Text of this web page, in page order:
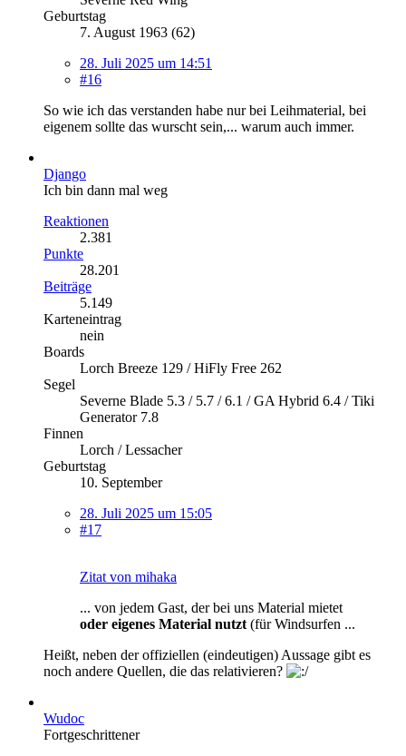
Geburtstag
7. August 1963 (62)
28. Juli 2025 um 14:51
#16
So wie ich das verstanden habe nur bei Leihmaterial, bei
eigenem sollte das wurscht sein,... warum auch immer.
Django
Ich bin dann mal weg
Reaktionen
2.381
Punkte
28.201
Beiträge
5.149
Karteneintrag
nein
Boards
Lorch Breeze 129 / HiFly Free 262
Segel
Severne Blade 5.3 / 5.7 / 6.1 / GA Hybrid 6.4 / Tiki
Generator 7.8
Finnen
Lorch / Lessacher
Geburtstag
10. September
28. Juli 2025 um 15:05
#17
Zitat von mihaka
... von jedem Gast, der bei uns Material mietet
oder eigenes Material nutzt (für Windsurfen ...
Heißt, neben der offiziellen (eindeutigen) Aussage gibt es
noch andere Quellen, die das relativieren?
Wudoc
Fortgeschrittener